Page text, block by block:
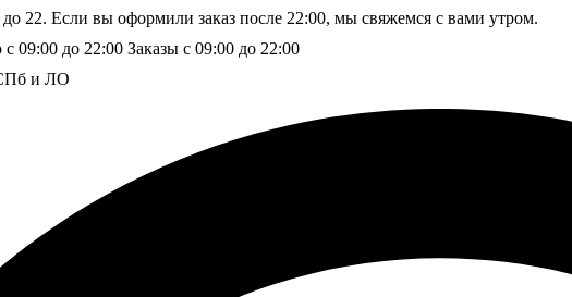
22. Если вы оформили заказ после 22:00, мы свяжемся с вами утром.
09:00 до 22:00 Заказы с 09:00 до 22:00
СПб и ЛО